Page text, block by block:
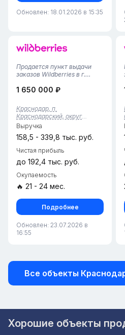
Обновлен: 18.01.2026 в 15:35
Продается пункт выдачи
заказов Wildberries в г.
Краснодарский)• Локация:
Краснодар.• Площадь: 92 кв.
м. (очень просторное
помещение, большой
функциональный склад...
1 650 000 ₽
Краснодар, п.
Краснодарский, округ
Прикубанский, край.
Краснодарский
Выручка
158,5 - 339,8 тыс. руб.
Чистая прибыль
до 192,4 тыс. руб.
Окупаемость
🔥 21 - 24 мес.
Подробнее
Обновлен: 23.07.2026 в
16:55
Все объекты
Хорошие объекты